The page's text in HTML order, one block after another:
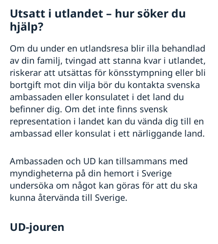
Pass i Libanon
Förlust av pass
Förnyelse av pass i Libanon
Provisoriskt pass i Libanon
Samordningsnummer i Libanon
Gifta sig i Libanon
Legaliseringar
Reseinformation
Ambassadens reseinformation
Aktuella händelser
Allmänna säkerhetsläget
Terrorism
Naturförhållanden och katastrofer
In- och utresebestämmelser
Kriminalitet och personlig säkerhet
Trafiksäkerhet
Resa i landet
Försäkringsskydd
Utsatt i utlandet – hur söker du
hjälp?
Om du under en utlandsresa blir illa behandlad
av din familj, tvingad att stanna kvar i utlandet,
riskerar att utsättas för könsstympning eller bli
bortgift mot din vilja bör du kontakta svenska
ambassaden eller konsulatet i det land du
befinner dig. Om det inte finns svensk
representation i landet kan du vända dig till en
ambassad eller konsulat i ett närliggande land.
Ambassaden och UD kan tillsammans med
myndigheterna på din hemort i Sverige
undersöka om något kan göras för att du ska
kunna återvända till Sverige.
UD-jouren